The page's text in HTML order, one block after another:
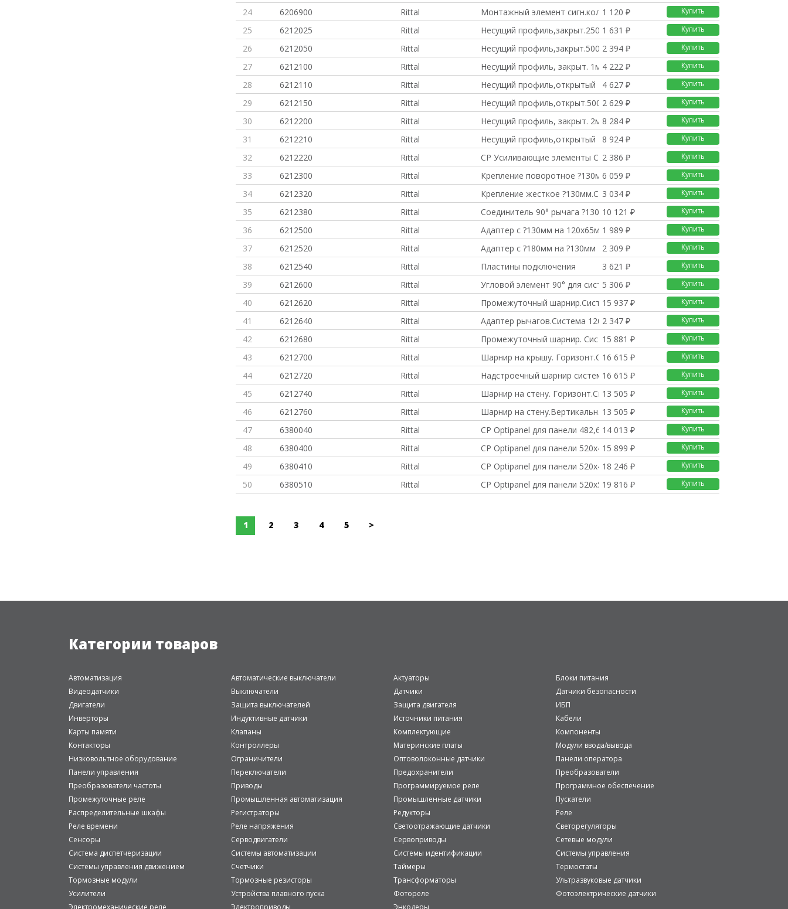
24 6206900 Rittal Монтажный элемент сигн.колонны
1 120 ₽ Купить
25 6212025 Rittal Несущий профиль,закрыт.250мм.С
1 631 ₽ Купить
26 6212050 Rittal Несущий профиль,закрыт.500мм.С
2 394 ₽ Купить
27 6212100 Rittal Несущий профиль, закрыт. 1м.Си4 222 ₽ Купить
28 6212110 Rittal Несущий профиль,открытый 1м.Си
4 627 ₽ Купить
29 6212150 Rittal Несущий профиль,открыт.500мм.С
2 629 ₽ Купить
30 6212200 Rittal Несущий профиль, закрыт. 2м. С8 284 ₽ Купить
31 6212210 Rittal Несущий профиль,открытый 2м.Си
8 924 ₽ Купить
32 6212220 Rittal CP Усиливающие элементы СР 60/
2 386 ₽ Купить
33 6212300 Rittal Крепление поворотное ?130мм.Си
6 059 ₽ Купить
34 6212320 Rittal Крепление жесткое ?130мм.Систе3 034 ₽ Купить
35 6212380 Rittal Соединитель 90° рычага ?130мм.10 121 ₽ Купить
36 6212500 Rittal Адаптер с ?130мм на 120х65мм1 989 ₽ Купить
37 6212520 Rittal Адаптер с ?180мм на ?130мм 2 309 ₽ Купить
38 6212540 Rittal Пластины подключения 3 621 ₽ Купить
39 6212600 Rittal Угловой элемент 90° для сист.р5 306 ₽ Купить
40 6212620 Rittal Промежуточный шарнир.Система 1
15 937 ₽ Купить
41 6212640 Rittal Адаптер рычагов.Система 120/602 347 ₽ Купить
42 6212680 Rittal Промежуточный шарнир. Система15 881 ₽ Купить
43 6212700 Rittal Шарнир на крышу. Горизонт.Сист16 615 ₽ Купить
44 6212720 Rittal Надстроечный шарнир системы ры
16 615 ₽ Купить
45 6212740 Rittal Шарнир на стену. Горизонт.Сист13 505 ₽ Купить
46 6212760 Rittal Шарнир на стену.Вертикальн.Сис13 505 ₽ Купить
47 6380040 Rittal CP Optipanel для панели 482,6x14 013 ₽ Купить
48 6380400 Rittal CP Optipanel для панели 520x4015 899 ₽ Купить
49 6380410 Rittal CP Optipanel для панели 520x4018 246 ₽ Купить
50 6380510 Rittal CP Optipanel для панели 520x5019 816 ₽ Купить
1 2 3 4 5 >
Категории товаров
Автоматизация Автоматические выключатели Актуаторы
Блоки питания
Видеодатчики
Выключатели Датчики
Датчики безопасности
Двигатели
Защита выключателей Защита двигателя
ИБП
Инверторы
Индуктивные датчики Источники питания
Кабели
Карты памяти
Клапаны Комплектующие
Компоненты
Контакторы
Контроллеры Материнские платы
Модули ввода/вывода
Низковольтное оборудование
Ограничители Оптоволоконные датчики
Панели оператора
Панели управления
Переключатели Предохранители
Преобразователи
Преобразователи частоты
Приводы Программируемое реле
Программное обеспечение
Промежуточные реле
Промышленная автоматизация Промышленные датчики
Пускатели
Распределительные шкафы
Регистраторы Редукторы
Реле
Реле времени
Реле напряжения Светоотражающие датчики
Светорегуляторы
Сенсоры
Серводвигатели Сервоприводы
Сетевые модули
Система диспетчеризации
Системы автоматизации Системы идентификации
Системы управления
Системы управления движением
Счетчики Таймеры
Термостаты
Тормозные модули
Тормозные резисторы Трансформаторы
Ультразвуковые датчики
Усилители
Устройства плавного пуска Фотореле
Фотоэлектрические датчики
Электромеханические реле
Электроприводы Энкодеры